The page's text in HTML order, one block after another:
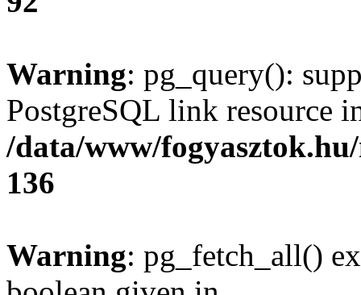
Warning: pg_query():
PostgreSQL link resource
/data/www/
136
Warning: pg_fetch_all()